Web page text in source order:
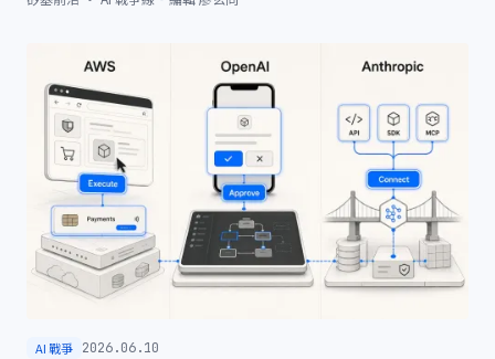
AI 戰爭 2026.06.10